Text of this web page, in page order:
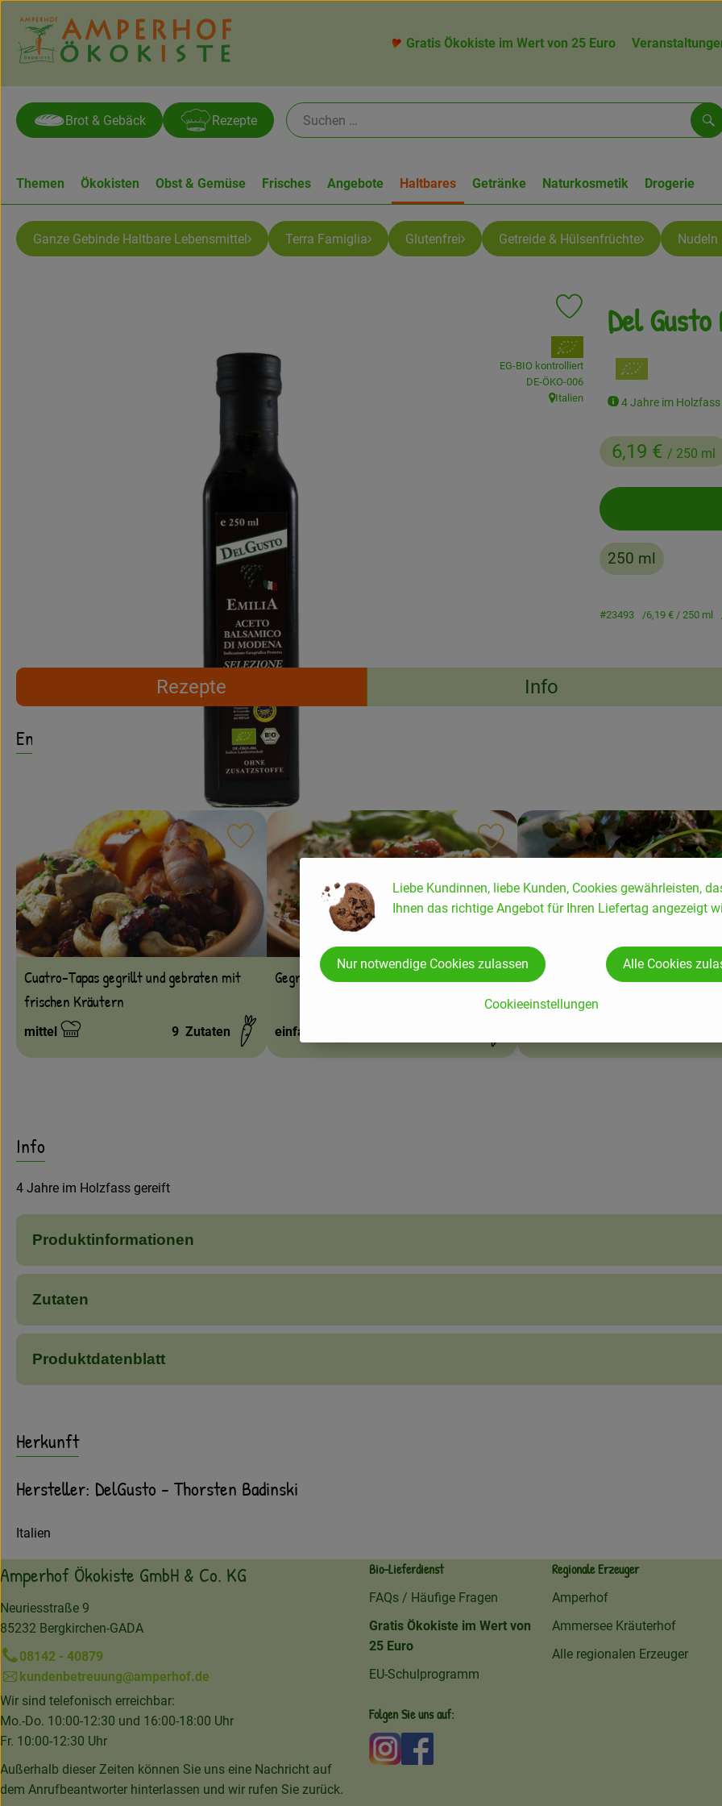
Gratis Ökokiste im Wert von 25 Euro
Brot & Gebäck Rezepte
Themen Ökokisten Obst & Gemüse Frisches Angebote Haltbares Getränke Naturkosmetik Drogerie
Ganze Gebinde Haltbare Lebensmittel Terra Famiglia Glutenfrei Getreide & Hülsenfrüchte Nudeln
Del
4 Jahre im
6,19 € / 250 ml
Produkt zu Favouriten
, Verband:
EG-BIO kontrolliert
, Kontrollstelle:
DE-ÖKO-006
, Herkunft:
Italien
250 ml
#23493 6,19 € / 250 ml
Rezepte Info
Entdecke passende Rezepte
Cuatro-Tapas gegrillt und gebraten mit
frischen Kräutern
Schwierigkeit:
mittel 9 Zutaten
Rezept zu Favouriten hinzufügen
Gegrillter Schafkäse mediterran mit Dip
Schwierigkeit:
einfach
Rezept zu Favouriten hinzufügen
Kräuter-Linsen-Pfannkuchen mit
Schwierigkeit:
Info
4 Jahre im Holzfass gereift
Produktinformationen
Zutaten
Produktdatenblatt
Herkunft
Hersteller: DelGusto - Thorsten Badinski
Italien
Amperhof Ökokiste GmbH & Co. KG
Neuriesstraße 9
85232 Bergkirchen-GADA
08142 - 40879
kundenbetreuung@amperhof.de
Wir sind telefonisch erreichbar:
Mo.-Do. 10:00-12:30 und 16:00-18:00 Uhr
Fr. 10:00-12:30 Uhr
Außerhalb dieser Zeiten können Sie uns eine Nachricht auf
dem Anrufbeantworter hinterlassen und wir rufen Sie zurück.
Bio-Lieferdienst
FAQs / Häufige Fragen
Gratis Ökokiste im Wert von
25 Euro
EU-Schulprogramm
Regionale Erzeuger
Amperhof
Ammersee Kräuterhof
Alle regionalen Erzeuger
Folgen Sie uns auf:
Externer Link zu https://www.instagram.com/
Liebe Kundinnen, liebe Kunden, Cookies gewährleisten,
Ihnen das richtige Angebot für Ihren Liefertag angezeigt
Cookieeinstellungen
Nur notwendige Cookies zulassen Alle Cookies